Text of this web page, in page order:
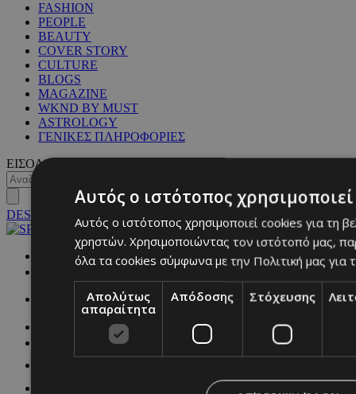
FASHION
PEOPLE
BEAUTY
COVER STORY
CULTURE
BLOGS
MAGAZINE
WKND BY MUST
ASTROLOGY
ΓΕΝΙΚΕΣ ΠΛΗΡΟΦΟΡΙΕΣ
ΕΙΣΟΔΟΣ
DESKTOP
NETWORK:
Αυτός ο ιστότοπος
Αυτός ο ιστότοπος χρησιμοποιεί cookies για τη
χρηστών. Χρησιμοποιώντας τον ιστότοπό μας,
όλα τα cookies σύμφωνα με την Πολιτική μας για
Απολύτως
απαραίτητα
Απόδοσης Στόχευσης